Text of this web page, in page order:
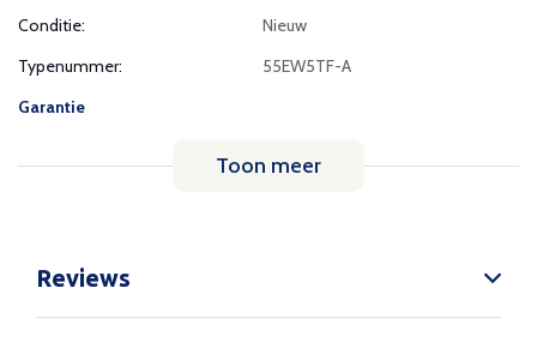
Conditie:
Nieuw
Typenummer:
55EW5TF-A
Garantie
Toon meer
Reviews